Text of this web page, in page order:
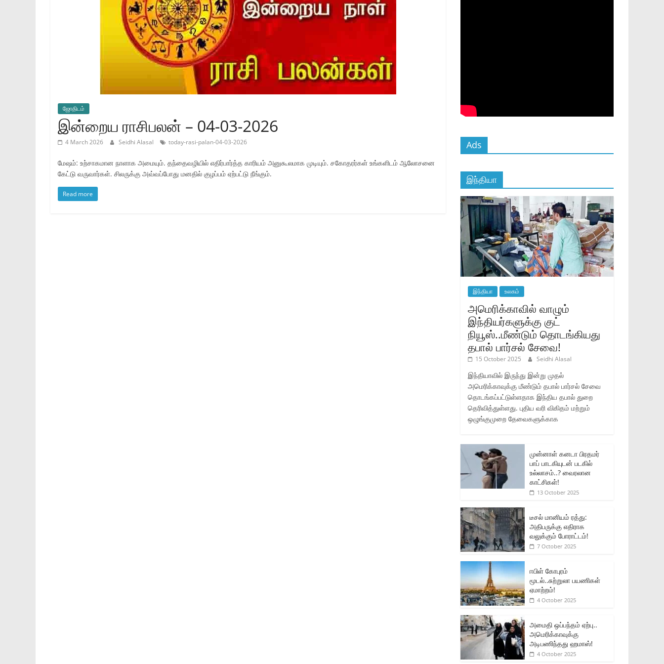
ஜோ‌திட‌ம்
இன்றைய ராசிபலன் – 04-03-2026
4 March 2026 Seidhi Alasal today-rasi-palan-04-03-2026
மேஷம்: உற்சாகமான நாளாக அமையும். தந்தைவழியில் எதிர்பார்த்த காரியம் அனுகூலமாக முடியும். சகோதரர்கள் உங்களிடம் ஆலோசனை
கேட்டு வருவார்கள். சிலருக்கு அவ்வப்போது மனதில் குழப்பம் ஏற்பட்டு நீங்கும்.
Read more
Ads
இந்தியா
இந்தியா உலகம்
அமெரிக்காவில் வாழும்
இந்தியர்களுக்கு குட்
நியூஸ்..மீண்டும் தொடங்கியது
தபால் பார்சல் சேவை!
15 October 2025 Seidhi Alasal
இந்தியாவில் இருந்து இன்று முதல்
அமெரிக்காவுக்கு மீண்டும் தபால் பார்சல் சேவை
தொடங்கப்பட்டுள்ளதாக இந்திய தபால் துறை
தெரிவித்துள்ளது. புதிய வரி விகிதம் மற்றும்
ஒழுங்குமுறை தேவைகளுக்காக
முன்னாள் கனடா பிரதமர்
பாப் பாடகியுடன் படகில்
உல்லாசம்..? வைரலான
காட்சிகள்!
13 October 2025
டீசல் மானியம் ரத்து:
அதிபருக்கு எதிராக
வலுக்கும் போராட்டம்!
7 October 2025
ஈபிள் கோபுரம்
மூடல்..சுற்றுலா பயணிகள்
ஏமாற்றம்!
4 October 2025
அமைதி ஒப்பந்தம் ஏற்பு..
அமெரிக்காவுக்கு
அடிபணிந்தது ஹமாஸ்!
4 October 2025